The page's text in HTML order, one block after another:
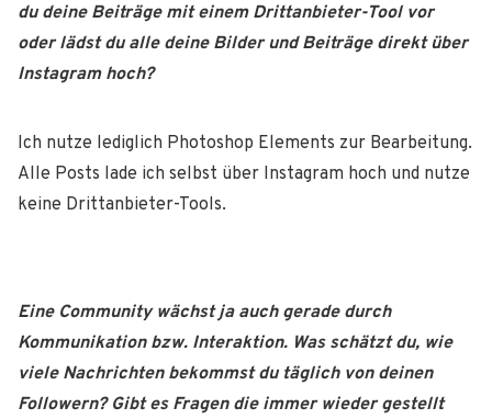
du deine Beiträge mit einem Drittanbieter-Tool vor
oder lädst du alle deine Bilderund Beiträge direkt über
Instagram hoch?
Ich nutze lediglich Photoshop Elements zur Bearbeitung.
Alle Posts lade ich selbst über Instagram hoch und nutze
keine Drittanbieter-Tools.
Eine Community wächst ja auch gerade durch
Kommunikation bzw. Interaktion. Was schätzt du, wie
viele Nachrichten bekommst du täglich von deinen
Followern? Gibt es Fragen die immer wieder gestellt